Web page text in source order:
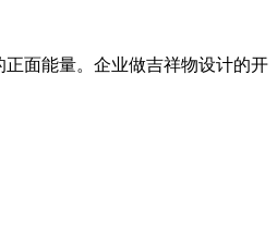
面能量。企业做吉祥物设计的开